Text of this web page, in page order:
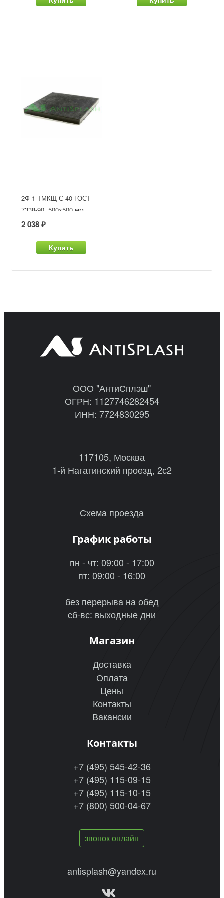
2Ф-1-ТМКЩ-С-40 ГОСТ
7338-90, 500x500 мм
2 038 ₽
Купить
ООО "АнтиСплэш"
ОГРН: 1127746282454
ИНН: 7724830295
117105, Москва
1-й Нагатинский проезд, 2с2
Схема проезда
График работы
пн - чт: 09:00 - 17:00
пт: 09:00 - 16:00
без перерыва на обед
сб-вс: выходные дни
Магазин
Доставка
Оплата
Цены
Контакты
Вакансии
Контакты
+7 (495) 545-42-36
+7 (495) 115-09-15
+7 (495) 115-10-15
+7 (800) 500-04-67
звонок онлайн
antisplash@yandex.ru